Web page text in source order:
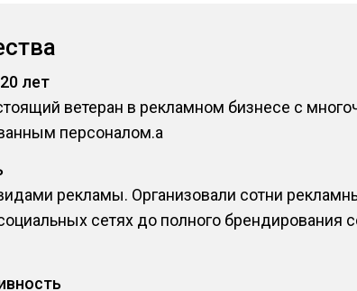
лет
ветеран в рекламном бизнесе с
персоналом.a
рекламы. Организовали сотни
сетях до полного брендирования